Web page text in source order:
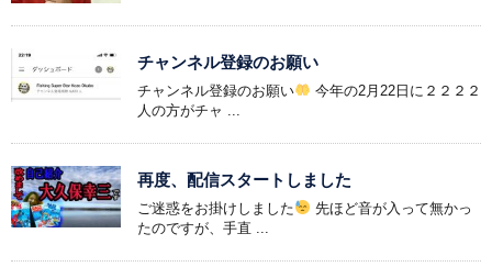
チャンネル登録のお願い
チャンネル登録のお願い
今年の2月22日に２２２２
人の方がチャ ...
再度、配信スタートしました
ご迷惑をお掛けしました
先ほど音が入って無かっ
たのですが、手直 ...